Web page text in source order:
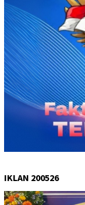
IKLAN 200526